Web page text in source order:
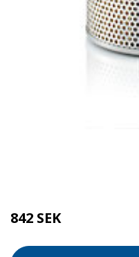
842 SEK